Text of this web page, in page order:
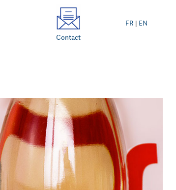
Contact
FR | EN